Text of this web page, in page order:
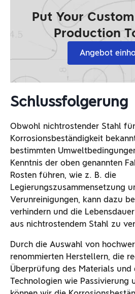
Put Your
Production
Angebot
Schlussfolgerung
Obwohl nichtrostender Stahl
Korrosionsbeständigkeit
bestimmten
Kenntnis der oben genannten
Rosten führen, wie z. B. die
Legierungszusammensetzung
Verunreinigungen, kann dazu
verhindern und die
aus nichtrostendem Stahl zu
Durch die Auswahl von
renommierten Herstellern, die
Überprüfung des Materials und
Technologien wie Passivierung